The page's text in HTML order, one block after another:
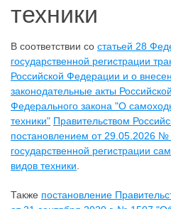
техники
В соответствии со статьей 28
государственной регистрации
Российской Федерации и о
законодательные акты
Федерального закона "О
техники" Правительством
постановлением от 29.05.2026 №
государственной регистрации
видов техники
Также постановление